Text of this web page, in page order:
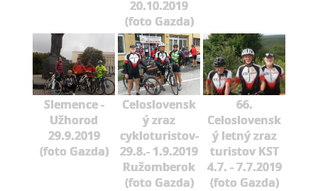
20.10.2019
(foto Gazda)
Slemence -
Užhorod
29.9.2019
(foto Gazda)
Celoslovensk
ý zraz
cykloturistov-
29.8.- 1.9.2019
Ružomberok
(foto Gazda)
66.
Celoslovensk
ý letný zraz
turistov KST
4.7. - 7.7.2019
(foto Gazda)